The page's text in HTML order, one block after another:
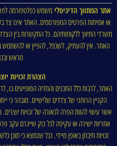
אתר המתווך הדיגיטלימשמש כפלטפורמה
או אמיתות הפרטים המפורסמים. האתר אינו צד
משרדי התיווך ללקוחותיהם. כל התקשרות בין
האתר. אין להעתיק, לשכפל, להפיץ או להשתמש
מראש
הצהרת זכויות
האתר, לרבות כלל התכנים והמדיה המופיעים בו,
הקניין הרוחני של צדדים שלישיים. מובהר כי
אשר עשוי להוות הפרה לכאורה של זכויות
אחריות ישירה או עקיפה לכל נזק שייגרם עקב
זכויות תיבחן באופן מיידי. ככל שנמצא כי תוכן